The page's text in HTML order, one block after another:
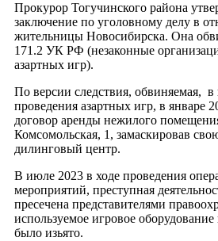
Прокурор Тогучинского района
заключение по уголовному делу в
жительницы Новосибирска. Она
171.2 УК РФ (незаконные
азартных игр).
По версии следствия, обвиняемая, в
проведения азартных игр, в январе
договор аренды нежилого
Комсомольская, 1, замаскировав
дилинговый центр.
В июле 2023 в ходе проведения
мероприятий, преступная
пресечена представителями
используемое игровое
было изьято.